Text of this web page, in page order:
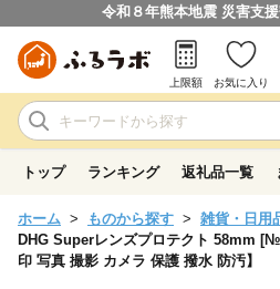
令和８年熊本地震 災害支
上限額 お気に入り
トップ ランキング 返礼品一覧
ホーム ものから探す 雑貨・日用
DHG Superレンズプロテクト 58mm
印 写真 撮影 カメラ 保護 撥水 防汚】